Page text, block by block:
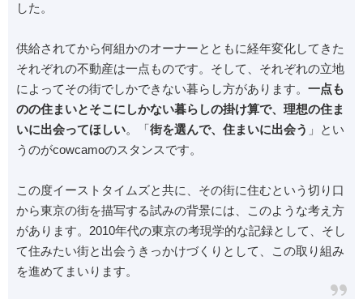
した。
供給されてから何組かのオーナーとともに経年変化してきた
それぞれの不動産は一点ものです。そして、それぞれの立地
によってその街でしかできない暮らし方があります。 一点も
のの住まいとそこにしかない暮らしの掛け算で、理想の住ま
いに出会ってほしい。「街を選んで、住まいに出会う 」とい
うのがcowcamoのスタンスです。
この度イーストタイムズと共に、その街に住むという切り口
から東京の街を描写する試みの背景には、このような考え方
があります。2010年代の東京の考現学的な記録として、そし
て住みたい街と出会うきっかけづくりとして、この取り組み
を進めてまいります。